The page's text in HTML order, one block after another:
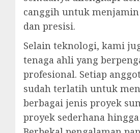
canggih untuk
dan presisi.
Selain teknologi, kami
tenaga ahli yang
profesional. Setiap
sudah terlatih untuk
berbagai jenis proyek
proyek sederhana hingga